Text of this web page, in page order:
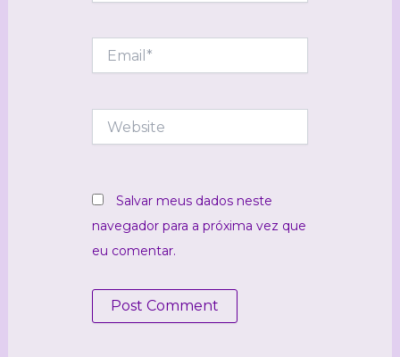
Website
Salvar meus dados neste
navegador para a próxima vez que
eu comentar.